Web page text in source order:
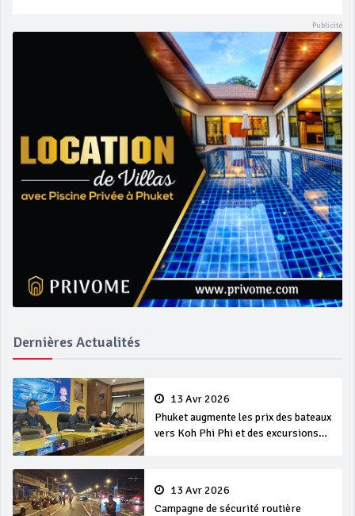
Dernières Actualités
13 Avr 2026
Phuket augmente les prix des bateaux
vers Koh Phi Phi et des excursions
13 Avr 2026
Campagne de sécurité routière